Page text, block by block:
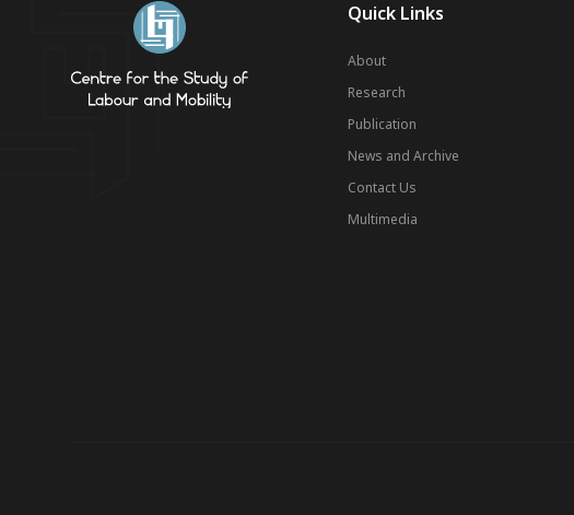
Quick Links
About
Research
Publication
News and Archive
Contact Us
Multimedia